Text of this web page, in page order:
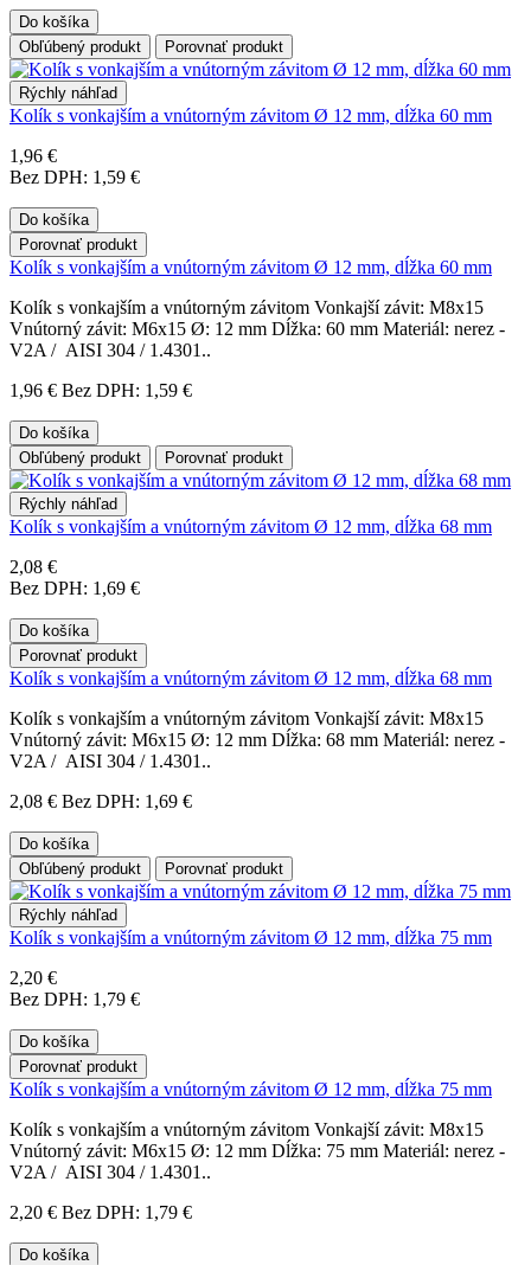
Do košíka
Obľúbený produkt
Porovnať produkt
Rýchly náhľad
Kolík s vonkajším a vnútorným závitom Ø 12 mm, dĺžka 60 mm
1,96 €
Bez DPH: 1,59 €
Do košíka
Porovnať produkt
Kolík s vonkajším a vnútorným závitom Ø 12 mm, dĺžka 60 mm
Kolík s vonkajším a vnútorným závitom Vonkajší závit: M8x15
Vnútorný závit: M6x15 Ø: 12 mm Dĺžka: 60 mm Materiál: nerez -
V2A / AISI 304 / 1.4301..
1,96 € Bez DPH: 1,59 €
Do košíka
Obľúbený produkt
Porovnať produkt
Rýchly náhľad
Kolík s vonkajším a vnútorným závitom Ø 12 mm, dĺžka 68 mm
2,08 €
Bez DPH: 1,69 €
Do košíka
Porovnať produkt
Kolík s vonkajším a vnútorným závitom Ø 12 mm, dĺžka 68 mm
Kolík s vonkajším a vnútorným závitom Vonkajší závit: M8x15
Vnútorný závit: M6x15 Ø: 12 mm Dĺžka: 68 mm Materiál: nerez -
V2A / AISI 304 / 1.4301..
2,08 € Bez DPH: 1,69 €
Do košíka
Obľúbený produkt
Porovnať produkt
Rýchly náhľad
Kolík s vonkajším a vnútorným závitom Ø 12 mm, dĺžka 75 mm
2,20 €
Bez DPH: 1,79 €
Do košíka
Porovnať produkt
Kolík s vonkajším a vnútorným závitom Ø 12 mm, dĺžka 75 mm
Kolík s vonkajším a vnútorným závitom Vonkajší závit: M8x15
Vnútorný závit: M6x15 Ø: 12 mm Dĺžka: 75 mm Materiál: nerez -
V2A / AISI 304 / 1.4301..
2,20 € Bez DPH: 1,79 €
Do košíka